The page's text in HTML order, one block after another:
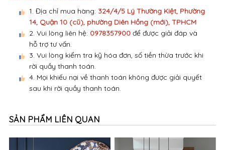
1. Địa chỉ mua hàng: 324/4/5 Lý Thường Kiệt, Phường
14, Quận 10 (cũ), phường Diên Hồng (mới), TPHCM
2. Vui lòng liên hệ: 0978357900để được giải đáp và
hỗ trợ tư vấn.
3. Vui lòng kiểm tra kỹ hóa đơn, số tiền thừa trước khi
rời quầy thanh toán.
4. Mọi khiếu nại về thanh toán không được giải quyết
sau khi rời quầy thanh toán.
SẢN PHẨM LIÊN QUAN